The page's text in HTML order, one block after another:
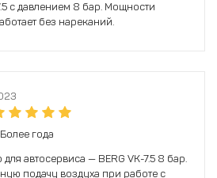
с давлением 8 бар. Мощности
без нареканий.
Более года
автосервиса — BERG VK-7.5 8 бар.
подачу воздуха при работе с